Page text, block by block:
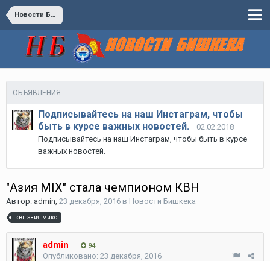
Новости Бишкека
ОБЪЯВЛЕНИЯ
Подписывайтесь на наш Инстаграм, чтобы
быть в курсе важных новостей.
02.02.2018
Подписывайтесь на наш Инстаграм, чтобы быть в курсе
важных новостей.
"Азия MIX" стала чемпионом КВН
Автор: admin, 23 декабря, 2016 в Новости Бишкека
квн азия микс
admin 94
Опубликовано: 23 декабря, 2016